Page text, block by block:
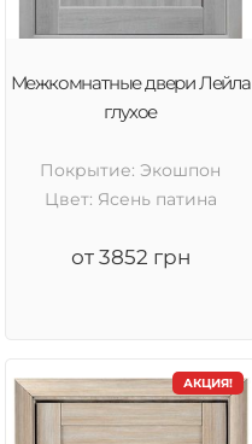
Межкомнатные двери Лейла
глухое
Покрытие: Экошпон
Цвет: Ясень патина
от 3852 грн
АКЦИЯ!